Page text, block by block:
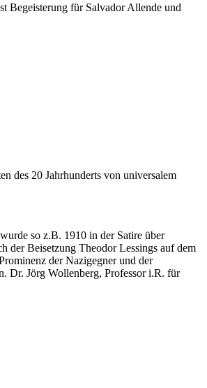
Begeisterung für Salvador Allende und
des 20 Jahrhunderts von universalem
so z.B. 1910 in der Satire über
der Beisetzung Theodor Lessings auf dem
der Nazigegner und der
Dr. Jörg Wollenberg, Professor i.R. für